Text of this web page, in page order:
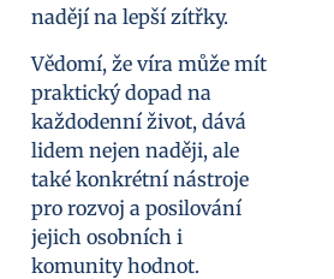
nadějí na lepší zítřky.
Vědomí, že víra může mít
praktický dopad na
každodenní život, dává
lidem nejen naději, ale
také konkrétní nástroje
pro rozvoj a posilování
jejich osobních i
komunity hodnot.